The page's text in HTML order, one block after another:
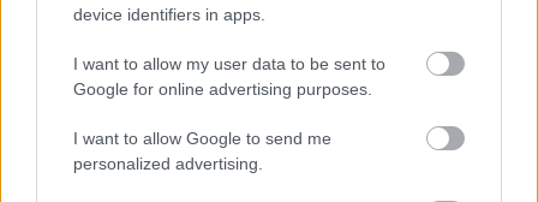
device identifiers in apps.
I want to allow my user data to be sent to
Google for online advertising purposes.
I want to allow Google to send me
personalized advertising.
és Bán Viktor közös karrierje első abszolút dobogós
eredményét érte el a második helyen zárva. Az eredmény
különösen dicsérendő, hiszen a Kanári-szigeteken
hatalmasat esett Mixi még Nagy Attila navigálásával, majd